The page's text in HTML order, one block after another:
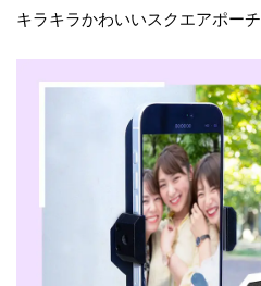
キラキラかわいいスクエアポーチ